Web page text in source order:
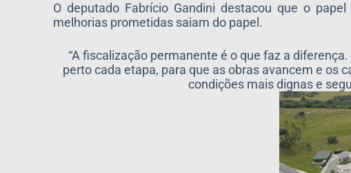
O deputado Fabrício Gandini destacou que o
melhorias prometidas saiam do papel.
“A fiscalização permanente é o que faz a
perto cada etapa, para que as obras avancem e os
condições mais dignas e